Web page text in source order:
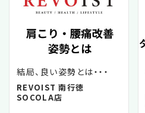
結局、良い姿勢とは・・・
REVOIST 南行徳
SOCOLA店